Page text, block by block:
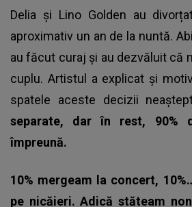
Delia și Lino Golden au
aproximativ un an de la nuntă.
au făcut curaj și au dezvăluit că
cuplu. Artistul a explicat și
spatele aceste decizii
separate, dar în rest, 90%
împreună.
10% mergeam la concert,
pe nicăieri. Adică stăteam